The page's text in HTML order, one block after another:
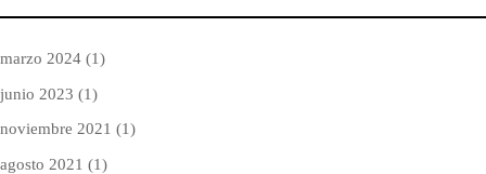
marzo 2024 (1)
junio 2023 (1)
noviembre 2021 (1)
agosto 2021 (1)